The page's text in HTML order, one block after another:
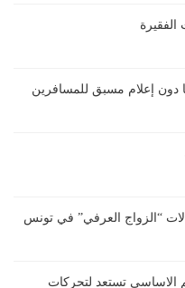
الفقيرة
دون إعلام مسبق للمسافرين
“الزواج العرفي” في تونس
الاساسي تستعد لتحركات